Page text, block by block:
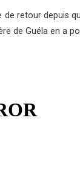
de retour depuis
de Guéla en a